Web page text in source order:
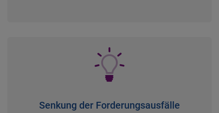
Senkung der Forderungsausfälle